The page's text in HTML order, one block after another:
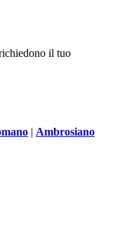
il tuo
| Ambrosiano